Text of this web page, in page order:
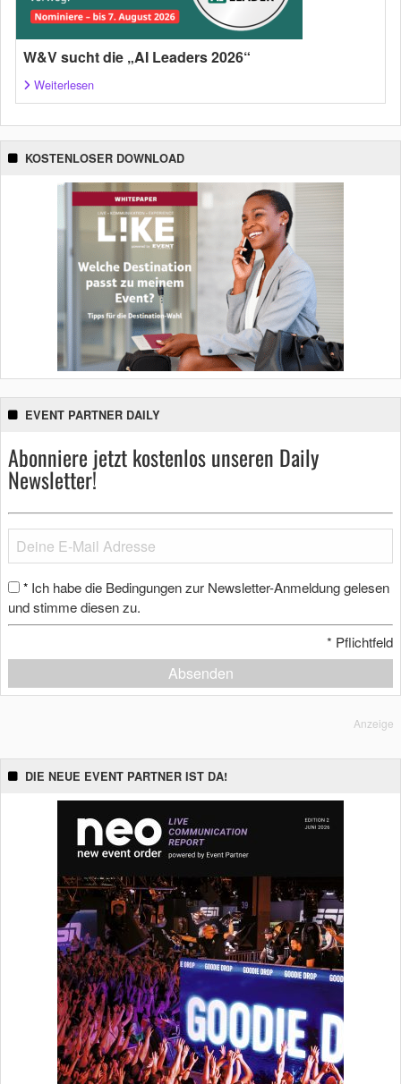
W&V sucht die „AI Leaders 2026“
Weiterlesen
KOSTENLOSER DOWNLOAD
EVENT PARTNER DAILY
Abonniere jetzt kostenlos unseren Daily
Newsletter!
* Ich habe die Bedingungen zur Newsletter-Anmeldung gelesen
und stimme diesen zu.
* Pflichtfeld
Absenden
Anzeige
DIE NEUE EVENT PARTNER IST DA!